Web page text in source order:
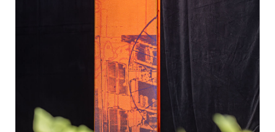
HARING Group + WINEGG Realitäten
IMMOBILIEN MAGAZIN VERLAG
KOBAN SÜDVERS